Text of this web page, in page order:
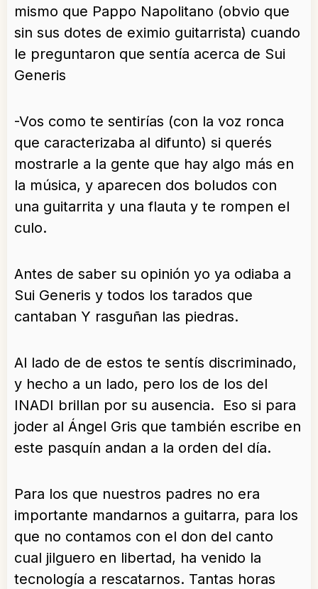
mismo que Pappo Napolitano (obvio que
sin sus dotes de eximio guitarrista) cuando
le preguntaron que sentía acerca de Sui
Generis
-Vos como te sentirías (con la voz ronca
que caracterizaba al difunto) si querés
mostrarle a la gente que hay algo más en
la música, y aparecen dos boludos con
una guitarrita y una flauta y te rompen el
culo.
Antes de saber su opinión yo ya odiaba a
Sui Generis y todos los tarados que
cantaban Y rasguñan las piedras.
Al lado de de estos te sentís discriminado,
y hecho a un lado, pero los de los del
INADI brillan por su ausencia. Eso si para
joder al Ángel Gris que también escribe en
este pasquín andan a la orden del día.
Para los que nuestros padres no era
importante mandarnos a guitarra, para los
que no contamos con el don del canto
cual jilguero en libertad, ha venido la
tecnología a rescatarnos. Tantas horas